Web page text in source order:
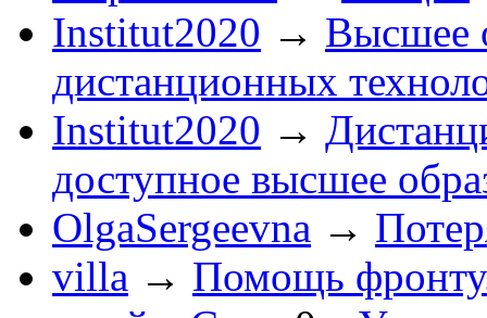
Institut2020 → Высшее
дистанционных
Institut2020 →
доступное высшее
OlgaSergeevna →
villa → Помощь